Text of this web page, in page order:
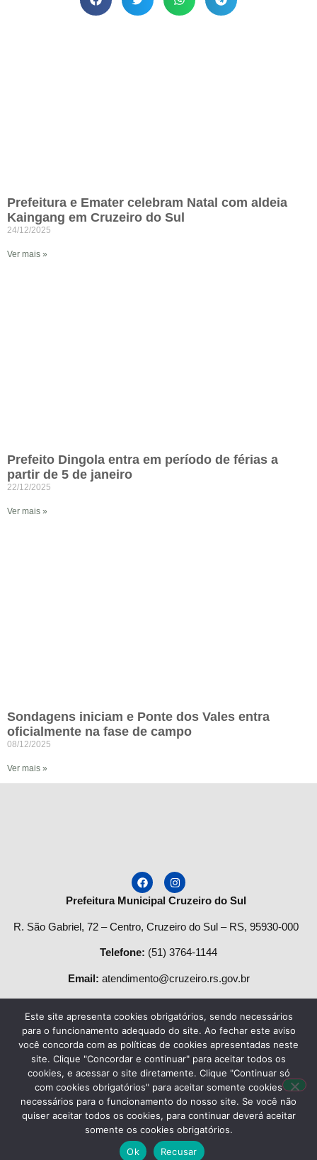
Prefeitura e Emater celebram Natal com aldeia
Kaingang em Cruzeiro do Sul
24/12/2025
Ver mais »
Prefeito Dingola entra em período de férias a
partir de 5 de janeiro
22/12/2025
Ver mais »
Sondagens iniciam e Ponte dos Vales entra
oficialmente na fase de campo
08/12/2025
Ver mais »
Prefeitura Municipal Cruzeiro do Sul
R. São Gabriel, 72 – Centro, Cruzeiro do Sul – RS, 95930-000
Telefone: (51) 3764-1144
Email: atendimento@cruzeiro.rs.gov.br
Segunda a quinta-feira:
Das08h às 12h e das13:30h às 17h.
Sexta-feira das: às 13h
Desenvolvido por Agência do Vale
– Município de Cruzeiro do
Sul CNPJ 87.297.990/0001-50 – Todos os direitos reservados.
Este site apresenta cookies obrigatórios, sendo necessários
para o funcionamento adequado do site. Ao fechar este aviso
você concorda com as políticas de cookies apresentadas neste
site. Clique "Concordar e continuar" para aceitar todos os
cookies, e acessar o site diretamente. Clique "Continuar só
com cookies obrigatórios" para aceitar somente cookies
necessários para o funcionamento do nosso site. Se você não
quiser aceitar todos os cookies, para continuar deverá aceitar
somente os cookies obrigatórios.
Ok
Recusar